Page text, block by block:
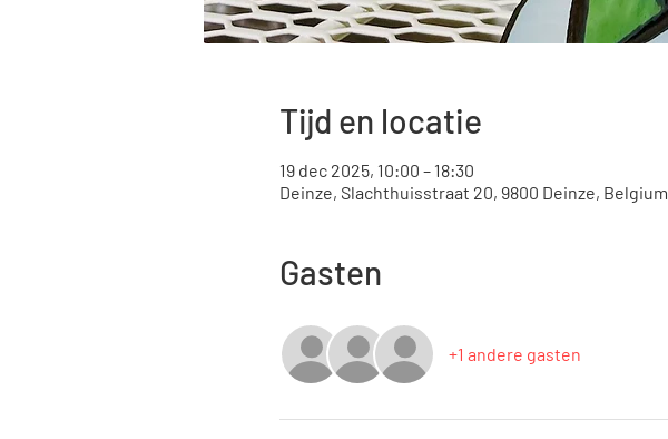
Tijd en locatie
19 dec 2025, 10:00 – 18:30
Deinze, Slachthuisstraat 20, 9800 Deinze, Belgium
Gasten
+1 andere gasten